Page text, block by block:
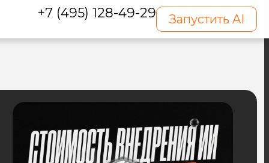
+7 (495) 128-49-29 Запустить AI